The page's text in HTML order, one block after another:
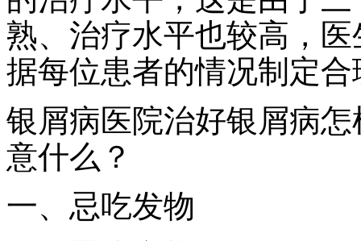
熟、治疗水平也较高，
据每位患者的情况制定
银屑病医院治好银屑病
意什么？
一、忌吃发物